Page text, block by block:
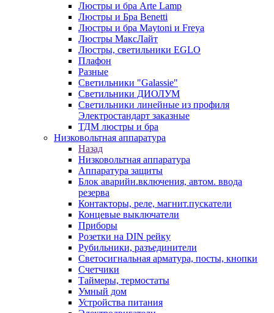
Люстры и бра Arte Lamp
Люстры и Бра Benetti
Люстры и бра Maytoni и Freya
Люстры МаксЛайт
Люстры, светильники EGLO
Плафон
Разные
Светильники "Galassie"
Светильники ДИОЛУМ
Светильники линейные из профиля
Электростандарт заказные
ТДМ люстры и бра
Низковольтная аппаратура
Назад
Низковольтная аппаратура
Аппаратура защиты
Блок аварийн.включения, автом. ввода
резерва
Контакторы, реле, магнит.пускатели
Концевые выключатели
Приборы
Розетки на DIN рейку
Рубильники, разъединители
Светосигнальная арматура, посты, кнопки
Счетчики
Таймеры, термостаты
Умный дом
Устройства питания